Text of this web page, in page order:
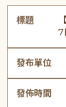
標題
7
發布單位
發佈時間